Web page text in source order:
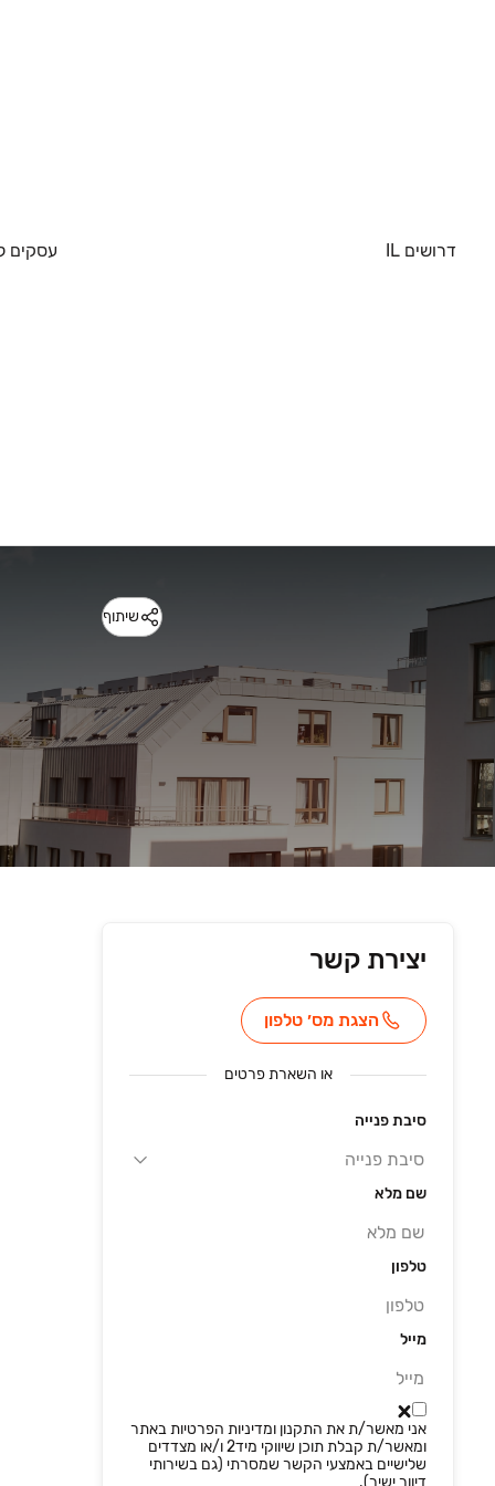
דרושים IL עסקים
שיתוף
דליילה שוורץ
מס' רישיון 3244679
נטלי כהן
מס' רישיון 3172967
ענת רוזנטל
מס' רישיון
יצירת קשר
הצגת מס׳ טלפון
או השארת פרטים
סיבת פנייה
שם מלא
טלפון
מייל
אני מאשר/ת את התקנון ומדיניות הפרטיות באתר
ומאשר/ת קבלת תוכן שיווקי מיד2 ו/או מצדדים
שלישיים באמצעי הקשר שמסרתי (גם בשירותי
דיוור ישיר).